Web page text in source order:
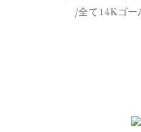
/全て14Kゴー